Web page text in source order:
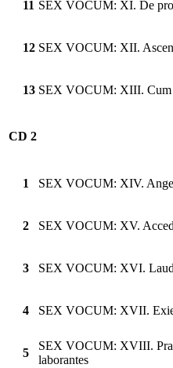
11 SEX VOCUM: XI. De
12 SEX VOCUM: XII.
13 SEX VOCUM: XIII. Cum
CD 2
1 SEX VOCUM: XIV.
2 SEX VOCUM: XV.
3 SEX VOCUM: XVI.
4 SEX VOCUM: XVII.
5
SEX VOCUM: XVIII.
laborantes